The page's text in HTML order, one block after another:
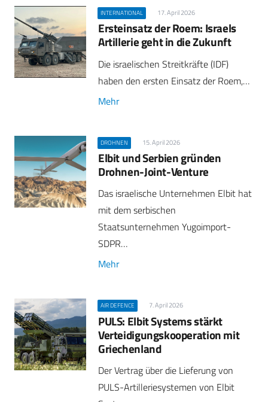
INTERNATIONAL 17. April 2026
Ersteinsatz der Roem: Israels
Artillerie geht in die Zukunft
Die israelischen Streitkräfte (IDF)
haben den ersten Einsatz der Roem,…
Mehr
DROHNEN 15. April 2026
Elbit und Serbien gründen
Drohnen-Joint-Venture
Das israelische Unternehmen Elbit hat
mit dem serbischen
Staatsunternehmen Yugoimport-
SDPR…
Mehr
AIR DEFENCE 7. April 2026
PULS: Elbit Systems stärkt
Verteidigungskooperation mit
Griechenland
Der Vertrag über die Lieferung von
PULS-Artilleriesystemen von Elbit